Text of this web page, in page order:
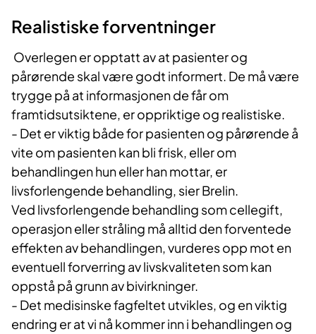
Realistiske forventninger
Overlegen er opptatt av at pasienter og
pårørende skal være godt informert. De må være
trygge på at informasjonen de får om
framtidsutsiktene, er oppriktige og realistiske.
- Det er viktig både for pasienten og pårørende å
vite om pasienten kan bli frisk, eller om
behandlingen hun eller han mottar, er
livsforlengende behandling, sier Brelin.
Ved livsforlengende behandling som cellegift,
operasjon eller stråling må alltid den forventede
effekten av behandlingen, vurderes opp mot en
eventuell forverring av livskvaliteten som kan
oppstå på grunn av bivirkninger.
- Det medisinske fagfeltet utvikles, og en viktig
endring er at vi nå kommer inn i behandlingen og